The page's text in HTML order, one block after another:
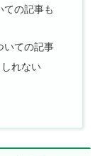
ての記事も
いての記事
れない